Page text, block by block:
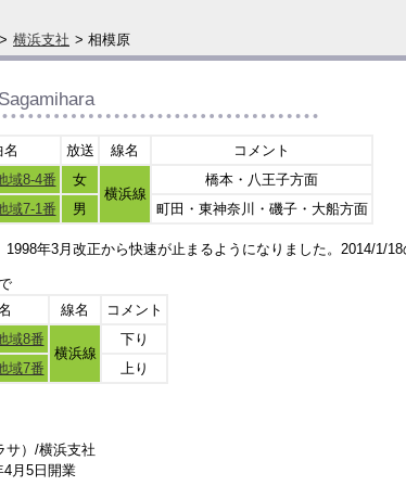
Sagamihara
名 放送 線名
コメント
域8-4番
女
横浜線
橋本・八王子方面
域7-1番 男 町田・東神奈川・磯子・大船方面
1998年3月改正から快速が止まるようになりました。2014/1/
線名
コメント
域8番
横浜線
下り
域7番 上り
サ）/横浜支社
4月5日開業
> 横浜支社 > 相模原